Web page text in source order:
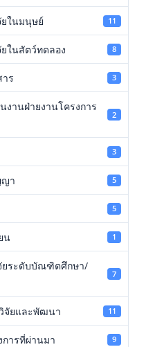
ในมนุษย์ 11
ในสัตว์ทดลอง 8
ร 3
งานฝ่ายงานโครงการ
2
3
า 5
5
น 1
ระดับบัณฑิตศึกษา/
7
จัยและพัฒนา 11
ารที่ผ่านมา 9